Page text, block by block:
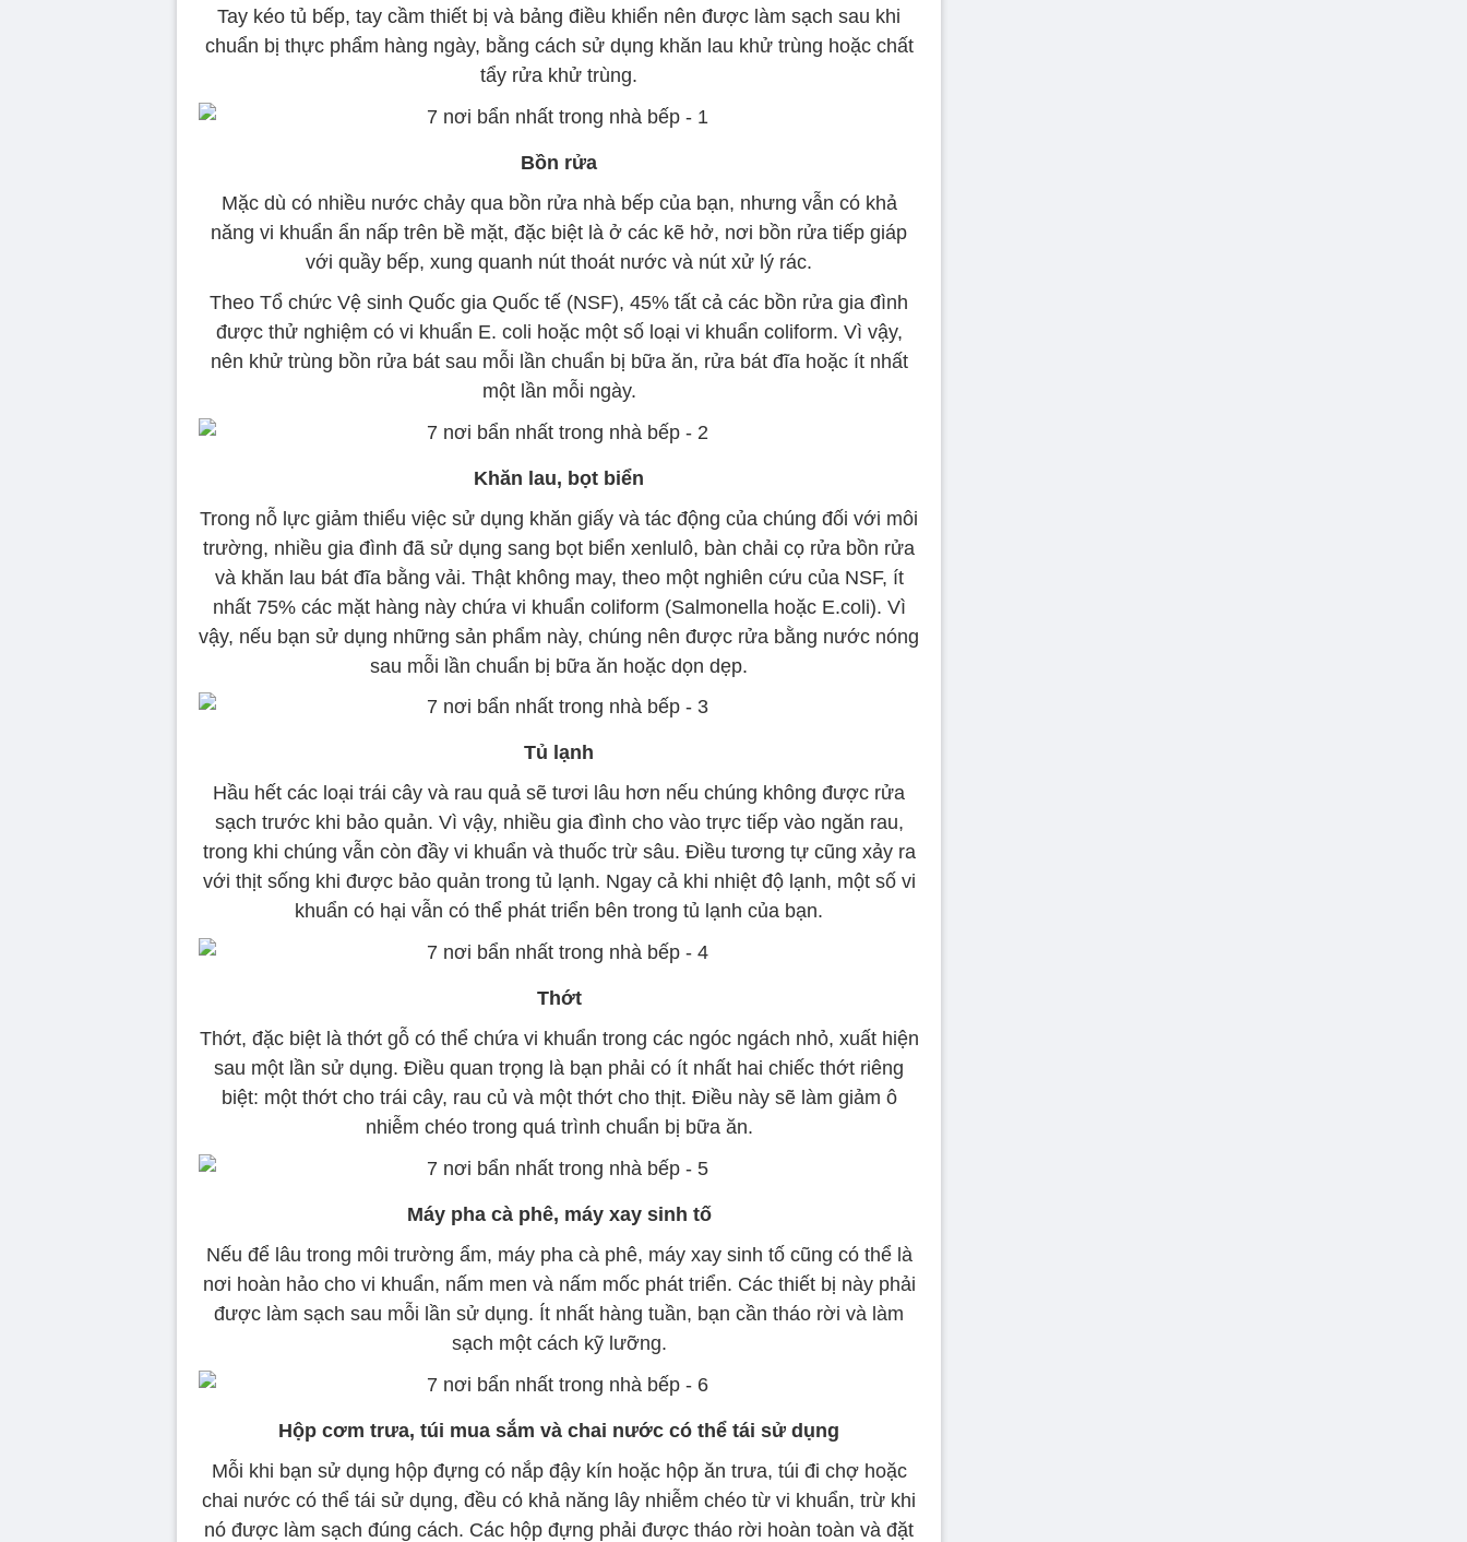
Tay kéo tủ bếp, tay cầm thiết bị và bảng điều khiển nên được làm sạch sau khi
chuẩn bị thực phẩm hàng ngày, bằng cách sử dụng khăn lau khử trùng hoặc chất
tẩy rửa khử trùng.
Bồn rửa
Mặc dù có nhiều nước chảy qua bồn rửa nhà bếp của bạn, nhưng vẫn có khả
năng vi khuẩn ẩn nấp trên bề mặt, đặc biệt là ở các kẽ hở, nơi bồn rửa tiếp giáp
với quầy bếp, xung quanh nút thoát nước và nút xử lý rác.
Theo Tổ chức Vệ sinh Quốc gia Quốc tế (NSF), 45% tất cả các bồn rửa gia đình
được thử nghiệm có vi khuẩn E. coli hoặc một số loại vi khuẩn coliform. Vì vậy,
nên khử trùng bồn rửa bát sau mỗi lần chuẩn bị bữa ăn, rửa bát đĩa hoặc ít nhất
một lần mỗi ngày.
Khăn lau, bọt biển
Trong nỗ lực giảm thiểu việc sử dụng khăn giấy và tác động của chúng đối với môi
trường, nhiều gia đình đã sử dụng sang bọt biển xenlulô, bàn chải cọ rửa bồn rửa
và khăn lau bát đĩa bằng vải. Thật không may, theo một nghiên cứu của NSF, ít
nhất 75% các mặt hàng này chứa vi khuẩn coliform (Salmonella hoặc E.coli). Vì
vậy, nếu bạn sử dụng những sản phẩm này, chúng nên được rửa bằng nước nóng
sau mỗi lần chuẩn bị bữa ăn hoặc dọn dẹp.
Tủ lạnh
Hầu hết các loại trái cây và rau quả sẽ tươi lâu hơn nếu chúng không được rửa
sạch trước khi bảo quản. Vì vậy, nhiều gia đình cho vào trực tiếp vào ngăn rau,
trong khi chúng vẫn còn đầy vi khuẩn và thuốc trừ sâu. Điều tương tự cũng xảy ra
với thịt sống khi được bảo quản trong tủ lạnh. Ngay cả khi nhiệt độ lạnh, một số vi
khuẩn có hại vẫn có thể phát triển bên trong tủ lạnh của bạn.
Thớt
Thớt, đặc biệt là thớt gỗ có thể chứa vi khuẩn trong các ngóc ngách nhỏ, xuất hiện
sau một lần sử dụng. Điều quan trọng là bạn phải có ít nhất hai chiếc thớt riêng
biệt: một thớt cho trái cây, rau củ và một thớt cho thịt. Điều này sẽ làm giảm ô
nhiễm chéo trong quá trình chuẩn bị bữa ăn.
Máy pha cà phê, máy xay sinh tố
Nếu để lâu trong môi trường ẩm, máy pha cà phê, máy xay sinh tố cũng có thể là
nơi hoàn hảo cho vi khuẩn, nấm men và nấm mốc phát triển. Các thiết bị này phải
được làm sạch sau mỗi lần sử dụng. Ít nhất hàng tuần, bạn cần tháo rời và làm
sạch một cách kỹ lưỡng.
Hộp cơm trưa, túi mua sắm và chai nước có thể tái sử dụng
Mỗi khi bạn sử dụng hộp đựng có nắp đậy kín hoặc hộp ăn trưa, túi đi chợ hoặc
chai nước có thể tái sử dụng, đều có khả năng lây nhiễm chéo từ vi khuẩn, trừ khi
nó được làm sạch đúng cách. Các hộp đựng phải được tháo rời hoàn toàn và đặt